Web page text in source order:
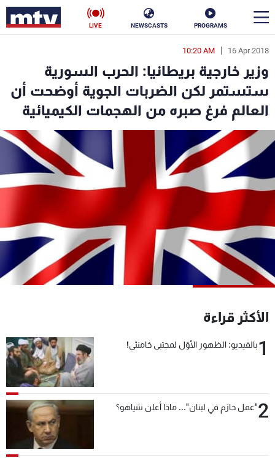
PROGRAMS
NEWSCASTS
LIVE
16 Apr 2018
10:20 AM
وزير خارجية بريطانيا: الحرب السورية
ستستمر لكن الضربات الجوية أوضحت أن
العالم فرغ صبره من الهجمات الكيميائية
الأكثر قراءة
1بالفيديو: الظهور الأوّل لمجتبى خامنئي!
2"عمل حازم في لبنان"... ماذا أعلن نتنياهو؟
en
الأخبار
سياسة ناس
إقتصاد فن
منوعات رياضة
البرامج
جدول البرامج
شاهد البرامج
عن MTV
الإنـتـاج
وظائف
شروط الإسـتخدام
سياسة الخصوصية